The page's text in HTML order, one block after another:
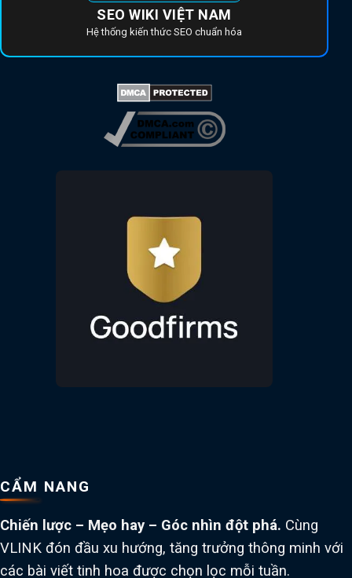
SEO WIKI VIỆT NAM
Hệ thống kiến thức SEO chuẩn hóa
CẨM NANG
Chiến lược – Mẹo hay – Góc nhìn đột phá. Cùng
VLINK đón đầu xu hướng, tăng trưởng thông minh với
các bài viết tinh hoa được chọn lọc mỗi tuần.